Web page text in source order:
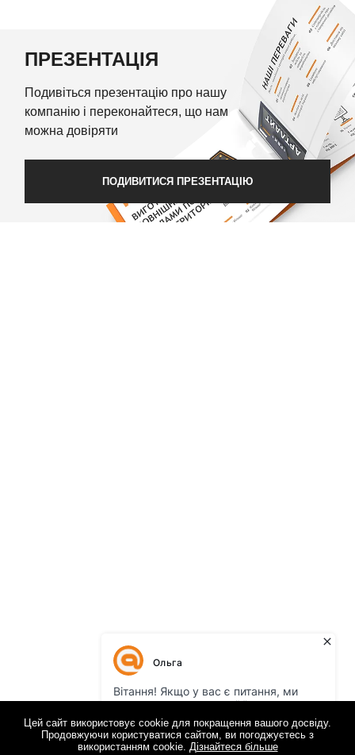
ПРЕЗЕНТАЦІЯ
Подивіться презентацію про нашу
компанію і переконайтеся, що нам
можна довіряти
ПОДИВИТИСЯ ПРЕЗЕНТАЦІЮ
Цей сайт використовує cookie для покращення вашого досвіду.
Продовжуючи користуватися сайтом, ви погоджуєтесь з
використанням cookie. Дізнайтеся більше